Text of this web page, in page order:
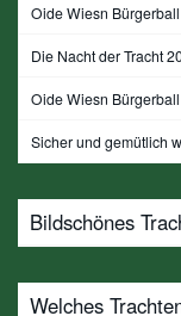
Oide Wiesn
Die Nacht der Tracht
Oide Wiesn
Sicher und gemütlich
Bildschönes
Welches